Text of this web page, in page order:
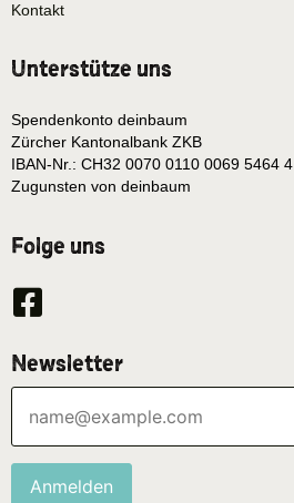
Kontakt
Unterstütze uns
Spendenkonto deinbaum
Zürcher Kantonalbank ZKB
IBAN-Nr.: CH32 0070 0110 0069 5464 4
Zugunsten von deinbaum
Folge uns
Newsletter
Anmelden